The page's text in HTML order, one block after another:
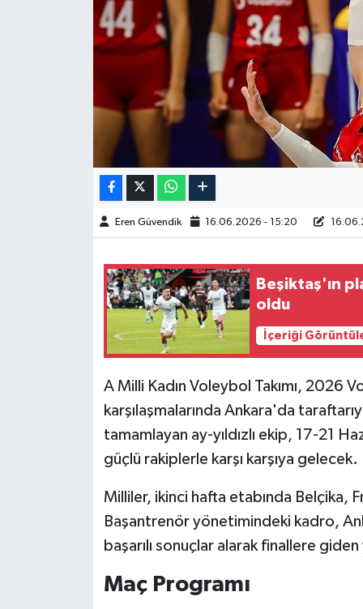
Eren Güvendik 16.06.2026 - 15:20
Beşiktaş'ın
oldu
İçeriği
A Milli Kadın Voleybol Takımı, 2026
karşılaşmalarında Ankara'da
tamamlayan ay-yıldızlı ekip, 17-21
güçlü rakiplerle karşı karşıya gelecek.
Milliler, ikinci hafta etabında Belçika,
Başantrenör yönetimindeki kadro,
başarılı sonuçlar alarak finallere
Maç Programı
Burç Yorumları
Hava Durumu
Kim kimdir?
Kültür Sanat
Teknoloji
Televizyon